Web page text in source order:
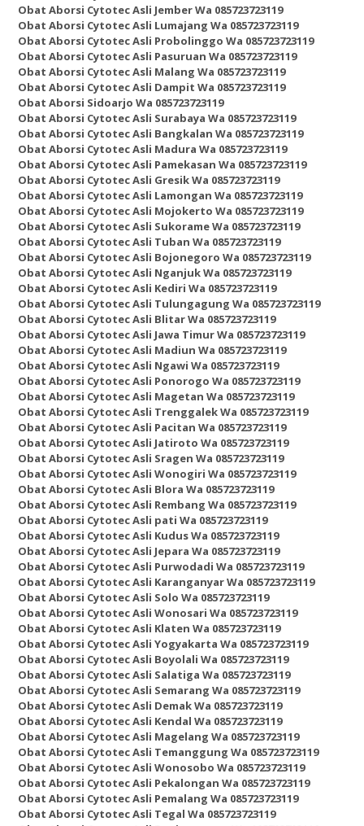
Obat Aborsi Cytotec Asli Jember Wa 085723723119
Obat Aborsi Cytotec Asli Lumajang Wa 085723723119
Obat Aborsi Cytotec Asli Probolinggo Wa 085723723119
Obat Aborsi Cytotec Asli Pasuruan Wa 085723723119
Obat Aborsi Cytotec Asli Malang Wa 085723723119
Obat Aborsi Cytotec Asli Dampit Wa 085723723119
Obat Aborsi Sidoarjo Wa 085723723119
Obat Aborsi Cytotec Asli Surabaya Wa 085723723119
Obat Aborsi Cytotec Asli Bangkalan Wa 085723723119
Obat Aborsi Cytotec Asli Madura Wa 085723723119
Obat Aborsi Cytotec Asli Pamekasan Wa 085723723119
Obat Aborsi Cytotec Asli Gresik Wa 085723723119
Obat Aborsi Cytotec Asli Lamongan Wa 085723723119
Obat Aborsi Cytotec Asli Mojokerto Wa 085723723119
Obat Aborsi Cytotec Asli Sukorame Wa 085723723119
Obat Aborsi Cytotec Asli Tuban Wa 085723723119
Obat Aborsi Cytotec Asli Bojonegoro Wa 085723723119
Obat Aborsi Cytotec Asli Nganjuk Wa 085723723119
Obat Aborsi Cytotec Asli Kediri Wa 085723723119
Obat Aborsi Cytotec Asli Tulungagung Wa 085723723119
Obat Aborsi Cytotec Asli Blitar Wa 085723723119
Obat Aborsi Cytotec Asli Jawa Timur Wa 085723723119
Obat Aborsi Cytotec Asli Madiun Wa 085723723119
Obat Aborsi Cytotec Asli Ngawi Wa 085723723119
Obat Aborsi Cytotec Asli Ponorogo Wa 085723723119
Obat Aborsi Cytotec Asli Magetan Wa 085723723119
Obat Aborsi Cytotec Asli Trenggalek Wa 085723723119
Obat Aborsi Cytotec Asli Pacitan Wa 085723723119
Obat Aborsi Cytotec Asli Jatiroto Wa 085723723119
Obat Aborsi Cytotec Asli Sragen Wa 085723723119
Obat Aborsi Cytotec Asli Wonogiri Wa 085723723119
Obat Aborsi Cytotec Asli Blora Wa 085723723119
Obat Aborsi Cytotec Asli Rembang Wa 085723723119
Obat Aborsi Cytotec Asli pati Wa 085723723119
Obat Aborsi Cytotec Asli Kudus Wa 085723723119
Obat Aborsi Cytotec Asli Jepara Wa 085723723119
Obat Aborsi Cytotec Asli Purwodadi Wa 085723723119
Obat Aborsi Cytotec Asli Karanganyar Wa 085723723119
Obat Aborsi Cytotec Asli Solo Wa 085723723119
Obat Aborsi Cytotec Asli Wonosari Wa 085723723119
Obat Aborsi Cytotec Asli Klaten Wa 085723723119
Obat Aborsi Cytotec Asli Yogyakarta Wa 085723723119
Obat Aborsi Cytotec Asli Boyolali Wa 085723723119
Obat Aborsi Cytotec Asli Salatiga Wa 085723723119
Obat Aborsi Cytotec Asli Semarang Wa 085723723119
Obat Aborsi Cytotec Asli Demak Wa 085723723119
Obat Aborsi Cytotec Asli Kendal Wa 085723723119
Obat Aborsi Cytotec Asli Magelang Wa 085723723119
Obat Aborsi Cytotec Asli Temanggung Wa 085723723119
Obat Aborsi Cytotec Asli Wonosobo Wa 085723723119
Obat Aborsi Cytotec Asli Pekalongan Wa 085723723119
Obat Aborsi Cytotec Asli Pemalang Wa 085723723119
Obat Aborsi Cytotec Asli Tegal Wa 085723723119